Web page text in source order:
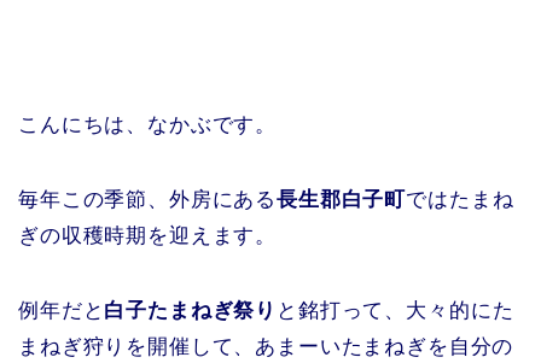
こんにちは、なかぶです。
毎年この季節、外房にある長生郡白子町ではたまね
ぎの収穫時期を迎えます。
例年だと 白子たまねぎ祭り と銘打って、大々的にた
まねぎ狩りを開催して、あまーいたまねぎを自分の